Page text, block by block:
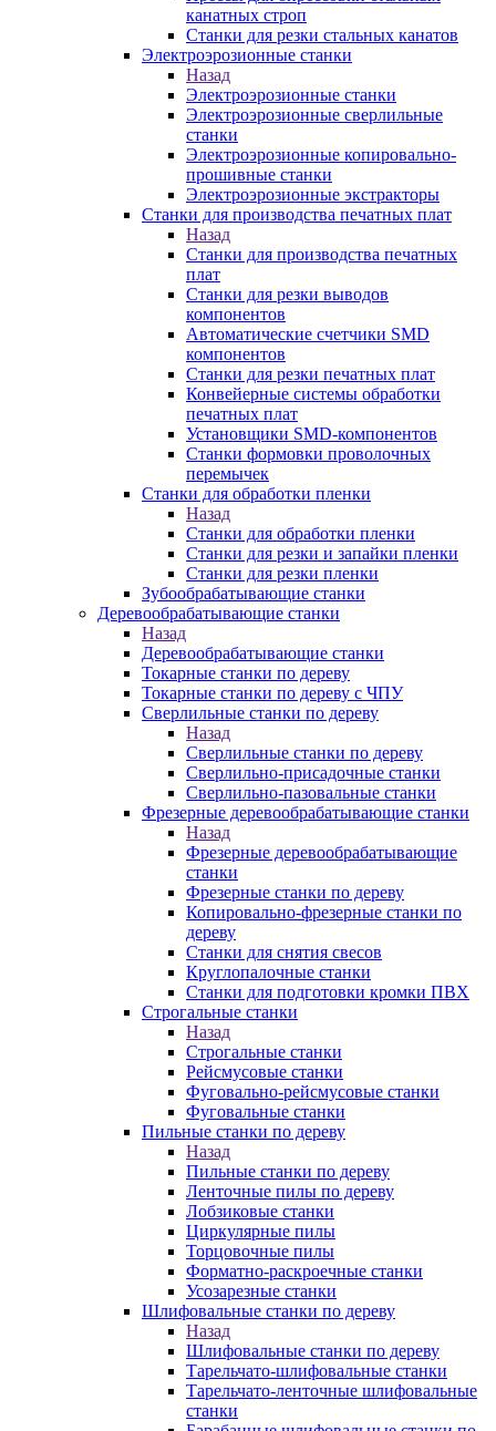
канатных строп
Станки для резки стальных канатов
Электроэрозионные станки
Назад
Электроэрозионные станки
Электроэрозионные сверлильные
станки
Электроэрозионные копировально-
прошивные станки
Электроэрозионные экстракторы
Станки для производства печатных плат
Назад
Станки для производства печатных
плат
Станки для резки выводов
компонентов
Автоматические счетчики SMD
компонентов
Станки для резки печатных плат
Конвейерные системы обработки
печатных плат
Установщики SMD-компонентов
Станки формовки проволочных
перемычек
Станки для обработки пленки
Назад
Станки для обработки пленки
Станки для резки и запайки пленки
Станки для резки пленки
Зубообрабатывающие станки
Деревообрабатывающие станки
Назад
Деревообрабатывающие станки
Токарные станки по дереву
Токарные станки по дереву с ЧПУ
Сверлильные станки по дереву
Назад
Сверлильные станки по дереву
Сверлильно-присадочные станки
Сверлильно-пазовальные станки
Фрезерные деревообрабатывающие станки
Назад
Фрезерные деревообрабатывающие
станки
Фрезерные станки по дереву
Копировально-фрезерные станки по
дереву
Станки для снятия свесов
Круглопалочные станки
Станки для подготовки кромки ПВХ
Строгальные станки
Назад
Строгальные станки
Рейсмусовые станки
Фуговально-рейсмусовые станки
Фуговальные станки
Пильные станки по дереву
Назад
Пильные станки по дереву
Ленточные пилы по дереву
Лобзиковые станки
Циркулярные пилы
Торцовочные пилы
Форматно-раскроечные станки
Усозарезные станки
Шлифовальные станки по дереву
Назад
Шлифовальные станки по дереву
Тарельчато-шлифовальные станки
Тарельчато-ленточные шлифовальные
станки